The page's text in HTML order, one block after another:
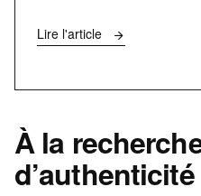
Lire l'article
À la
d’authenticité